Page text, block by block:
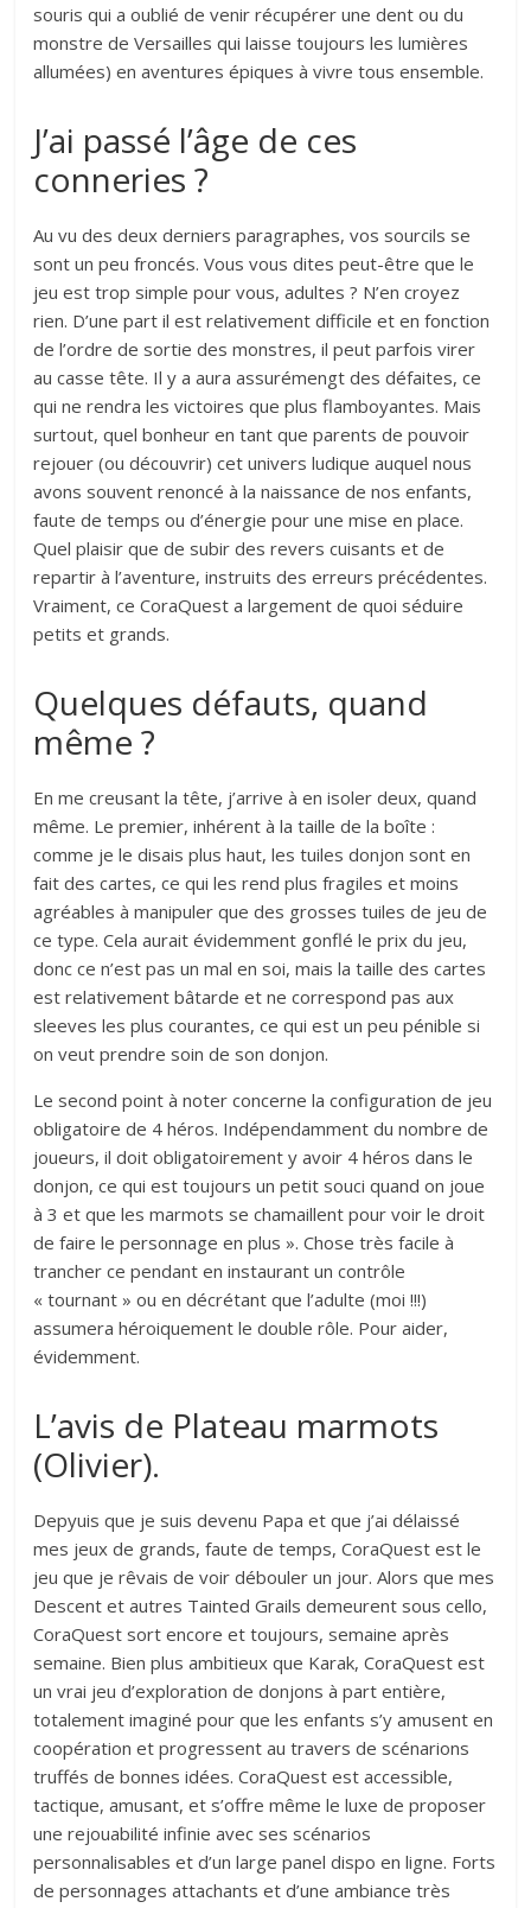
souris qui a oublié de venir récupérer une dent ou du
monstre de Versailles qui laisse toujours les lumières
allumées) en aventures épiques à vivre tous ensemble.
J’ai passé l’âge de ces
conneries ?
Au vu des deux derniers paragraphes, vos sourcils se
sont un peu froncés. Vous vous dites peut-être que le
jeu est trop simple pour vous, adultes ? N’en croyez
rien. D’une part il est relativement difficile et en fonction
de l’ordre de sortie des monstres, il peut parfois virer
au casse tête. Il y a aura assurémengt des défaites, ce
qui ne rendra les victoires que plus flamboyantes. Mais
surtout, quel bonheur en tant que parents de pouvoir
rejouer (ou découvrir) cet univers ludique auquel nous
avons souvent renoncé à la naissance de nos enfants,
faute de temps ou d’énergie pour une mise en place.
Quel plaisir que de subir des revers cuisants et de
repartir à l’aventure, instruits des erreurs précédentes.
Vraiment, ce CoraQuest a largement de quoi séduire
petits et grands.
Quelques défauts, quand
même ?
En me creusant la tête, j’arrive à en isoler deux, quand
même. Le premier, inhérent à la taille de la boîte :
comme je le disais plus haut, les tuiles donjon sont en
fait des cartes, ce qui les rend plus fragiles et moins
agréables à manipuler que des grosses tuiles de jeu de
ce type. Cela aurait évidemment gonflé le prix du jeu,
donc ce n’est pas un mal en soi, mais la taille des cartes
est relativement bâtarde et ne correspond pas aux
sleeves les plus courantes, ce qui est un peu pénible si
on veut prendre soin de son donjon.
Le second point à noter concerne la configuration de jeu
obligatoire de 4 héros. Indépendamment du nombre de
joueurs, il doit obligatoirement y avoir 4 héros dans le
donjon, ce qui est toujours un petit souci quand on joue
à 3 et que les marmots se chamaillent pour voir le droit
de faire le personnage en plus ». Chose très facile à
trancher ce pendant en instaurant un contrôle
« tournant » ou en décrétant que l’adulte (moi !!!)
assumera héroiquement le double rôle. Pour aider,
évidemment.
L’avis de Plateau marmots
(Olivier).
Depyuis que je suis devenu Papa et que j’ai délaissé
mes jeux de grands, faute de temps, CoraQuest est le
jeu que je rêvais de voir débouler un jour. Alors que mes
Descent et autres Tainted Grails demeurent sous cello,
CoraQuest sort encore et toujours, semaine après
semaine. Bien plus ambitieux que Karak, CoraQuest est
un vrai jeu d’exploration de donjons à part entière,
totalement imaginé pour que les enfants s’y amusent en
coopération et progressent au travers de scénarions
truffés de bonnes idées. CoraQuest est accessible,
tactique, amusant, et s’offre même le luxe de proposer
une rejouabilité infinie avec ses scénarios
personnalisables et d’un large panel dispo en ligne. Forts
de personnages attachants et d’une ambiance très